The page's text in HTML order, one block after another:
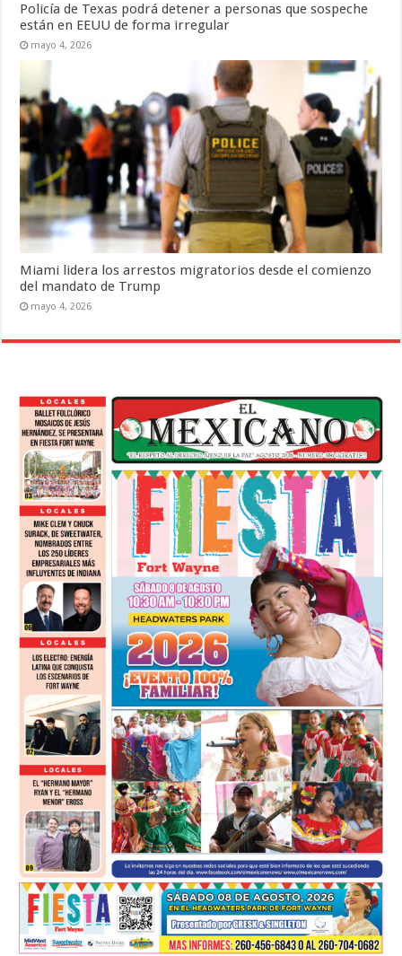
Policía de Texas podrá detener a personas que sospeche
están en EEUU de forma irregular
mayo 4, 2026
Miami lidera los arrestos migratorios desde el comienzo
del mandato de Trump
mayo 4, 2026